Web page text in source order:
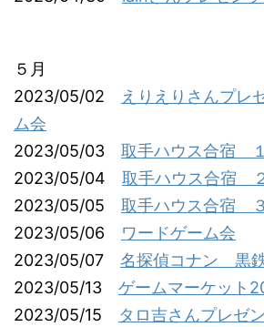
５月
2023/05/02
えりえりさんプレ
ム会
2023/05/03 取手ハウス合宿
2023/05/04 取手ハウス合宿
2023/05/05 取手ハウス合宿
2023/05/06 ワードゲーム会
2023/05/07 名探偵コナン 黒
2023/05/13 ゲームマーケット
2023/05/15 タロ吉さんプレゼ